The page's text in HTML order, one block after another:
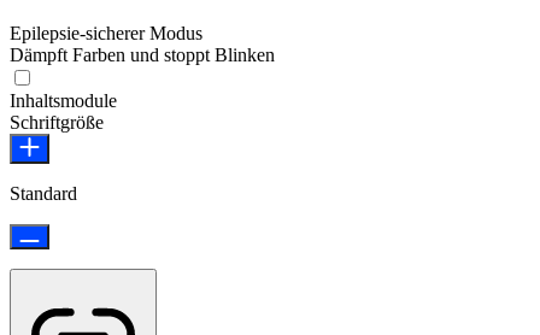
Epilepsie-sicherer Modus
Dämpft Farben und stoppt Blinken
Inhaltsmodule
Schriftgröße
Standard